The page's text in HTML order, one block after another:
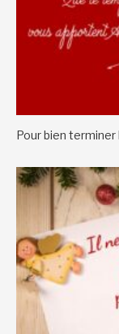
Pour bien